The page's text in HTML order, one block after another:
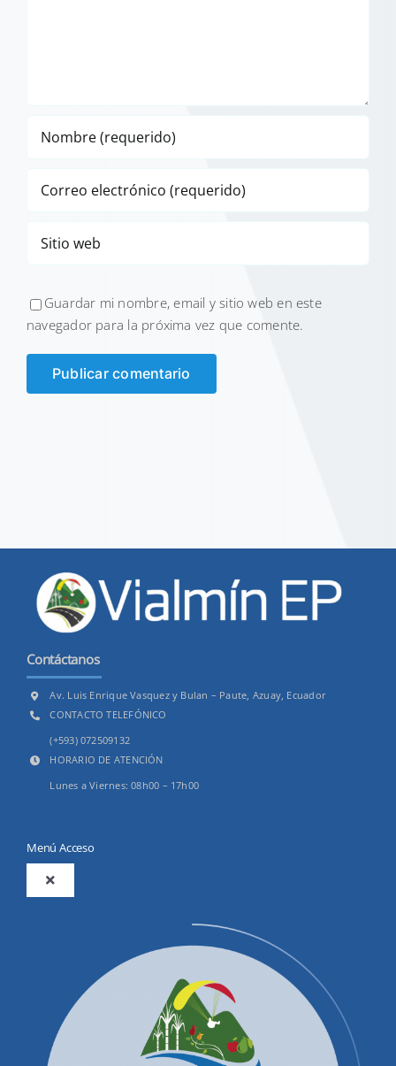
Guardar mi nombre, email y sitio web en este
navegador para la próxima vez que comente.
Contáctanos
Av. Luis Enrique Vasquez y Bulan – Paute, Azuay, Ecuador
CONTACTO TELEFÓNICO
(+593) 072509132
HORARIO DE ATENCIÓN
Lunes a Viernes: 08h00 – 17h00
Menú Acceso
Toggle
Productos y Servicios
Convocatorias Precalificación